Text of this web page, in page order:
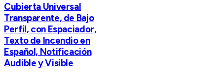
Cubierta Universal
Transparente, de Bajo
Perfil, con Espaciador,
Texto de Incendio en
Español, Notificación
Audible y Visible